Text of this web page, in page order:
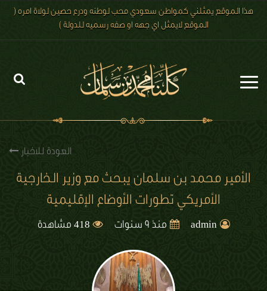
هذا الموقع يمثلني كمواطن سعودي محب لوطنه ودرع حصين لولاة امره (
الموقع لايمثل اي جهه او صفه رسميه للدولة )
رؤية 2030
العودة للاخبار
الأمير محمد بن سلمان يبحث مع وزير الخارجية
الأمريكي تطورات الأوضاع الإقليمية
admin منذ 9 سنوات 418 مشاهدة